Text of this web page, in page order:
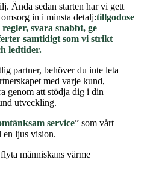
Ända sedan starten har vi gett
in i minsta detalj:tillgodose
svara snabbt, ge
samtidigt som vi strikt
ledtider.
partner, behöver du inte leta
med varje kund,
genom att stödja dig i din
utveckling.
service” som vårt
en ljus vision.
människans värme